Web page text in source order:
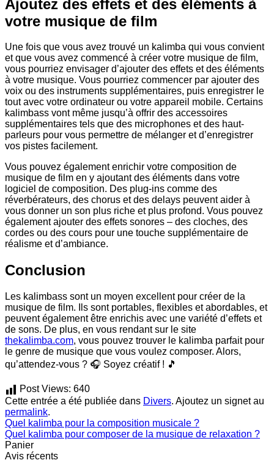
Ajoutez des effets et des éléments à
votre musique de film
Une fois que vous avez trouvé un kalimba qui vous convient
et que vous avez commencé à créer votre musique de film,
vous pourriez envisager d’ajouter des effets et des éléments
à votre musique. Vous pourriez commencer par ajouter des
voix ou des instruments supplémentaires, puis enregistrer le
tout avec votre ordinateur ou votre appareil mobile. Certains
kalimbass vont même jusqu’à offrir des accessoires
supplémentaires tels que des microphones et des haut-
parleurs pour vous permettre de mélanger et d’enregistrer
vos pistes facilement.
Vous pouvez également enrichir votre composition de
musique de film en y ajoutant des éléments dans votre
logiciel de composition. Des plug-ins comme des
réverbérateurs, des chorus et des delays peuvent aider à
vous donner un son plus riche et plus profond. Vous pouvez
également ajouter des effets sonores – des cloches, des
cordes ou des cours pour une touche supplémentaire de
réalisme et d’ambiance.
Conclusion
Les kalimbass sont un moyen excellent pour créer de la
musique de film. Ils sont portables, flexibles et abordables, et
peuvent également être enrichis avec une variété d’effets et
de sons. De plus, en vous rendant sur le site
thekalimba.com, vous pouvez trouver le kalimba parfait pour
le genre de musique que vous voulez composer. Alors,
qu’attendez-vous ? 🎧 Soyez créatif ! 🎵
Post Views: 640
Cette entrée a été publiée dans Divers. Ajoutez un signet au
permalink.
Quel kalimba pour la composition musicale ?
Quel kalimba pour composer de la musique de relaxation ?
Panier
Avis récents